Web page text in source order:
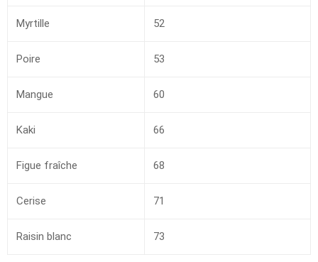
Myrtille 52
Poire 53
Mangue 60
Kaki 66
Figue fraîche 68
Cerise 71
Raisin blanc 73